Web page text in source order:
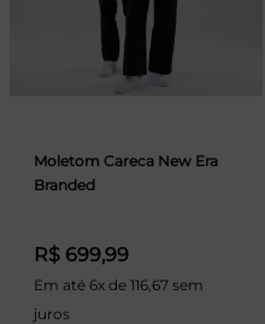
Moletom Careca New Era
Branded
R$ 699,99
Em até 6x de 116,67 sem
juros